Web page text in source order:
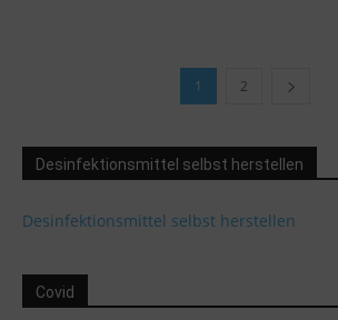
1 2
Desinfektionsmittel selbst herstellen
Desinfektionsmittel selbst herstellen
Covid